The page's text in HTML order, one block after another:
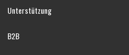
Unterstützung
B2B